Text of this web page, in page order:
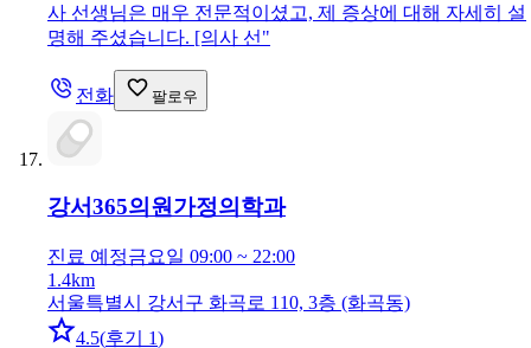
사 선생님은 매우 전문적이셨고, 제 증상에 대해 자세히 설
명해 주셨습니다. [의사 선 "
전화 팔로우
강서365의원가정의학과
진료 예정금요일 09:00 ~ 22:00
1.4km
서울특별시 강서구 화곡로 110, 3층 (화곡동)
4.5(후기 1)